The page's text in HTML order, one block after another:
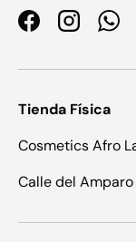
FacebookInstagram
Tienda Física
Cosmetics Afro
Calle del